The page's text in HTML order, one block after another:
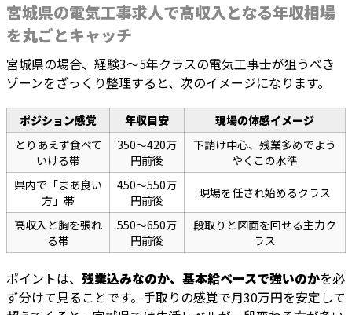
宮城県の電気工事求人で高収入となる年収相場
を丸ごとキャッチ
宮城県の場合、経験3〜5年クラスの電気工事士が狙うべき
ゾーンをざっくり整理すると、次のイメージになります。
ポジション感覚 年収目安
現場の体感イメージ
とりあえず食べて
いける帯
350〜420万
円前後
下請け中心、残業多めでよう
やくこの水準
県内で「まあ良い
方」帯
450〜550万
円前後
現場を任され始めるクラス
高収入と胸を張れ
る帯
550〜650万
円前後
段取りと図面を回せる主力ク
ラス
ポイントは、 残業込みなのか、基本給ベースで強いのかを必
ず分けて見ることです。手取りの感覚で月30万円を安定して